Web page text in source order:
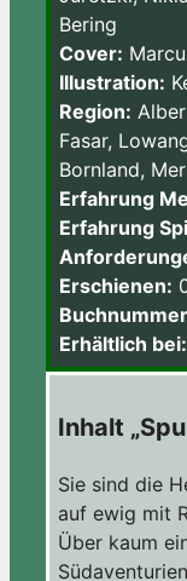
Bering
Cover:
Illustration:
Region:
Fasar,
Bornland,
Erfahrung
Erfahrung
Erschienen:
Erhältlich bei:
Inhalt
Sie sind die
auf ewig mit
Über kaum